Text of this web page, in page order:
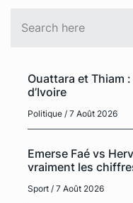
Ouattara et Thiam
d’Ivoire
Politique / 7 Août 2026
Emerse Faé vs
vraiment les
Sport / 7 Août 2026